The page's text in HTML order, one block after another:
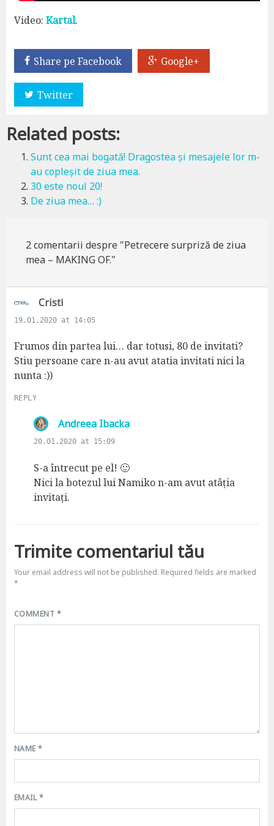
Video: Kartal.
Share pe Facebook Google+
Twitter
Related posts:
Sunt cea mai bogată! Dragostea și mesajele lor m-
au copleșit de ziua mea.
30 este noul 20!
De ziua mea… :)
2 comentarii despre "Petrecere surpriză de ziua
mea – MAKING OF."
Cristis
a
s
:
19.01.2020 at 14:05
Frumos din partea lui… dar totusi, 80 de invitati?
Stiu persoane care n-au avut atatia invitati nici la
nunta :))
REPLY
Andreea Ibackas
s
:
20.01.2020 at 15:09
S-a întrecut pe el! 🙂
Nici la botezul lui Namiko n-am avut atâția
invitați.
Trimite comentariul tău
Your email address will not be published. Required fields are marked
*
COMMENT *
NAME*
EMAIL*